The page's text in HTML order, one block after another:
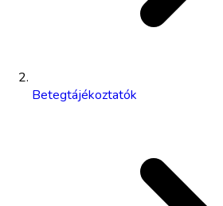
Betegtájékoztatók